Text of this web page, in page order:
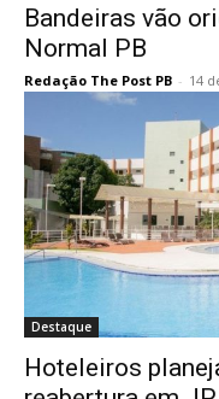
Bandeiras vão
Normal PB
Redação The Post PB - 14
Destaque
Hoteleiros